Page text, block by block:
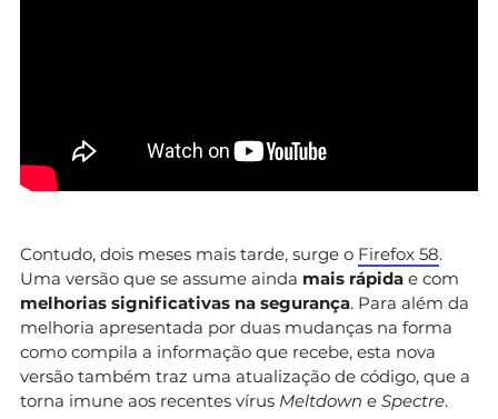
Contudo, dois meses mais tarde, surge o Firefox 58.
Uma versão que se assume ainda mais rápida e com
melhorias significativas na segurança. Para além da
melhoria apresentada por duas mudanças na forma
como compila a informação que recebe, esta nova
versão também traz uma atualização de código, que a
torna imune aos recentes vírus Meltdown e Spectre.